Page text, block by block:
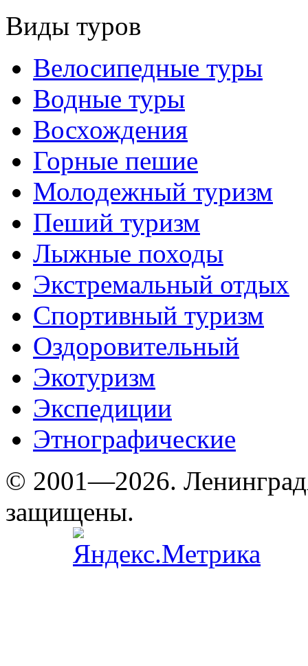
Виды туров
Велосипедные туры
Водные туры
Восхождения
Горные пешие
Молодежный туризм
Пеший туризм
Лыжные походы
Экстремальный отдых
Спортивный туризм
Оздоровительный
Экотуризм
Экспедиции
Этнографические
© 2001—2026.
защищены.